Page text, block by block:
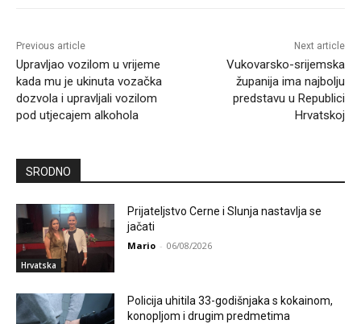
Previous article
Upravljao vozilom u vrijeme
kada mu je ukinuta vozačka
dozvola i upravljali vozilom
pod utjecajem alkohola
Next article
Vukovarsko-srijemska
županija ima najbolju
predstavu u Republici
Hrvatskoj
SRODNO
Hrvatska
Prijateljstvo Cerne i Slunja nastavlja se
jačati
Mario - 06/08/2026
Policija uhitila 33-godišnjaka s kokainom,
konopljom i drugim predmetima